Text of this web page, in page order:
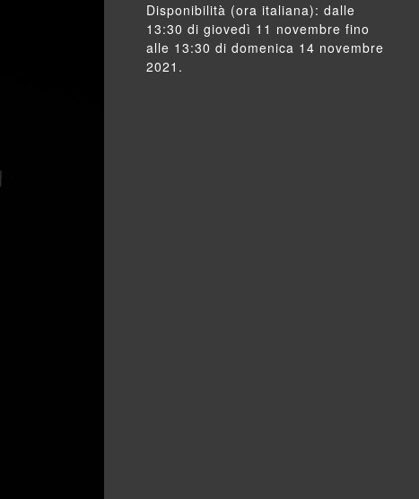
Disponibilità (ora italiana): dalle
13:30 di giovedì 11 novembre fino
alle 13:30 di domenica 14 novembre
2021 .